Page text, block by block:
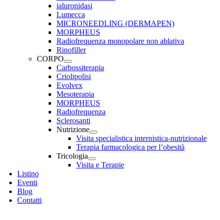
ialuronidasi
Lumecca
MICRONEEDLING (DERMAPEN)
MORPHEUS
Radiofrequenza monopolare non ablativa
Rinofiller
CORPO
Carbossiterapia
Criolipolisi
Evolvex
Mesoterapia
MORPHEUS
Radiofrequenza
Sclerosanti
Nutrizione
Visita specialistica internistica-nutrizionale
Terapia farmacologica per l’obesità
Tricologia
Visita e Terapie
Listino
Eventi
Blog
Contatti